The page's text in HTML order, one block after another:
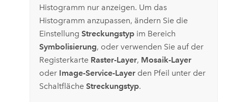
Histogramm nur anzeigen. Um das
Histogramm anzupassen, ändern Sie die
Einstellung Streckungstypim Bereich
Symbolisierung, oder verwenden Sie auf der
Registerkarte Raster-Layer, Mosaik-Layer
oder Image-Service-Layerden Pfeil unter der
Schaltfläche Streckungstyp.